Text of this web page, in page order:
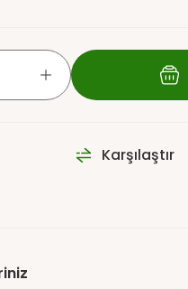
Karşılaştır